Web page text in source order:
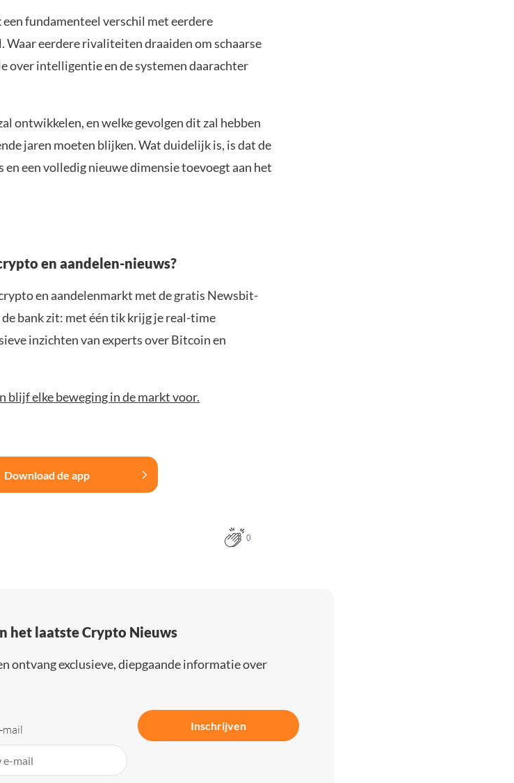
fundamenteel verschil met eerdere
eerdere rivaliteiten draaiden om schaarse
over intelligentie en de systemen daarachter
ontwikkelen, en welke gevolgen dit zal hebben
jaren moeten blijken. Wat duidelijk is, is dat de
en een volledig nieuwe dimensie toevoegt aan het
en aandelen-nieuws?
en aandelenmarkt met de gratis Newsbit-
bank zit: met één tik krijg je real-time
inzichten van experts over Bitcoin en
blijf elke beweging in de markt voor.
Download de app
0
het laatste Crypto Nieuws
ontvang exclusieve, diepgaande informatie over
mail Inschrijven